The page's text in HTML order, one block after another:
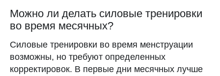
Можно ли делать силовые тренировки
во время месячных?
Силовые тренировки во время менструации
возможны, но требуют определенных
корректировок. В первые дни месячных лучше